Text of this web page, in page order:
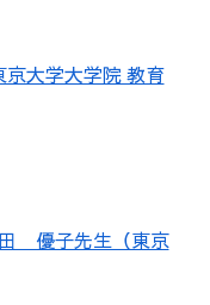
大学大学院 教育
田 優子先生（東京